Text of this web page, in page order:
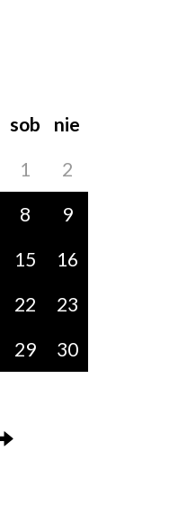
sob
nie
1
2
8
9
15
16
22
23
29
30